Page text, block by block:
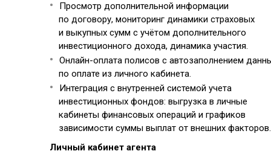
Просмотр дополнительной информации
по договору, мониторинг динамики страховых
и выкупных сумм с учётом дополнительного
инвестиционного дохода, динамика участия.
Онлайн-оплата полисов с автозаполнением
по оплате из личного кабинета.
Интеграция с внутренней системой учета
инвестиционных фондов: выгрузка в личные
кабинеты финансовых операций и графиков
зависимости суммы выплат от внешних факторов.
Личный кабинет агента